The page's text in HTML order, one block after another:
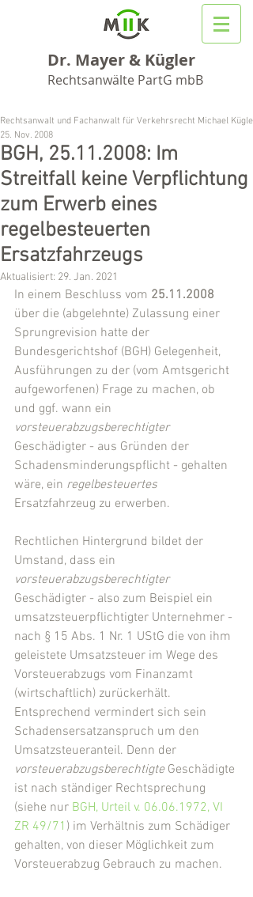
Dr. Mayer & Kügler
Rechtsanwälte PartG mbB
BGH, 25.11.2008: Im
Streitfall keine Verpflichtung
zum Erwerb eines
regelbesteuerten
Ersatzfahrzeugs
Rechtsanwalt und Fachanwalt für Verkehrsrecht Michael Kügler
25. Nov. 2008
Aktualisiert: 29. Jan. 2021
In einem Beschluss vom 25.11.2008
über die (abgelehnte) Zulassung einer
Sprungrevision hatte der
Bundesgerichtshof (BGH) Gelegenheit,
Ausführungen zu der (vom Amtsgericht
aufgeworfenen) Frage zu machen, ob
und ggf. wann ein
vorsteuerabzugsberechtigter
Geschädigter - aus Gründen der
Schadensminderungspflicht - gehalten
wäre, ein regelbesteuertes
Ersatzfahrzeug zu erwerben.
Rechtlichen Hintergrund bildet der
Umstand, dass ein
vorsteuerabzugsberechtigter
Geschädigter - also zum Beispiel ein
umsatzsteuerpflichtigter Unternehmer -
nach § 15 Abs. 1 Nr. 1 UStG die von ihm
geleistete Umsatzsteuer im Wege des
Vorsteuerabzugs vom Finanzamt
(wirtschaftlich) zurückerhält.
Entsprechend vermindert sich sein
Schadensersatzanspruch um den
Umsatzsteueranteil. Denn der
vorsteuerabzugsberechtigte Geschädigte
ist nach ständiger Rechtsprechung
(siehe nur BGH, Urteil v. 06.06.1972, VI
ZR 49/71 ) im Verhältnis zum Schädiger
gehalten, von dieser Möglichkeit zum
Vorsteuerabzug Gebrauch zu machen.